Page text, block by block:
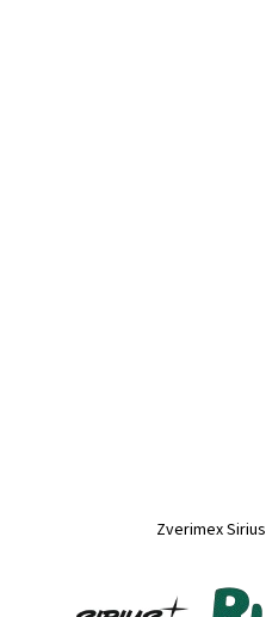
Zverimex Sirius